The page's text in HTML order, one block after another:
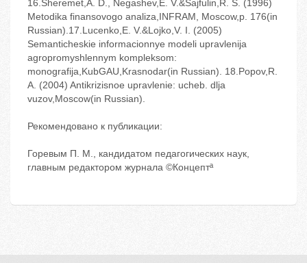
16.Sheremet,A. D., Negashev,E. V.&Sajfulin,R. S. (1996)
Metodika finansovogo analiza,INFRAM, Moscow,p. 176(in
Russian).17.Lucenko,E. V.&Lojko,V. I. (2005)
Semanticheskie informacionnye modeli upravlenija
agropromyshlennym kompleksom:
monografija,KubGAU,Krasnodar(in Russian). 18.Popov,R.
A. (2004) Antikrizisnoe upravlenie: ucheb. dlja
vuzov,Moscow(in Russian).
Рекомендовано к публикации:
Горевым П. М., кандидатом педагогических наук,
главным редактором журнала ©Концептª